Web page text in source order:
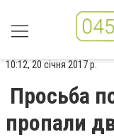
10:12, 20 січня 2017 р.
Просьба
пропали